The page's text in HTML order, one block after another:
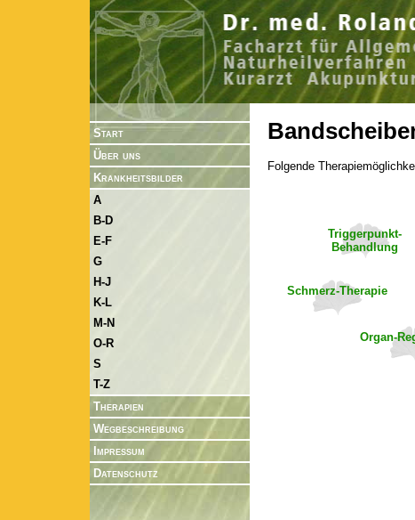
Start
Über uns
Krankheitsbilder
A
B-D
E-F
G
H-J
K-L
M-N
O-R
S
T-Z
Therapien
Wegbeschreibung
Impressum
Datenschutz
Folgende
Organ-
Schmerz-Therapie
Triggerpunkt-
Behandlung